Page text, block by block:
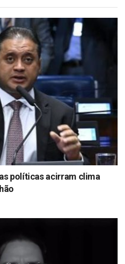
políticas acirram clima